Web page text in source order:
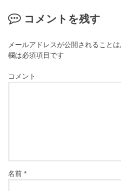
コメントを残す
メールアドレスが公開されることは
欄は必須項目です
コメント
名前*